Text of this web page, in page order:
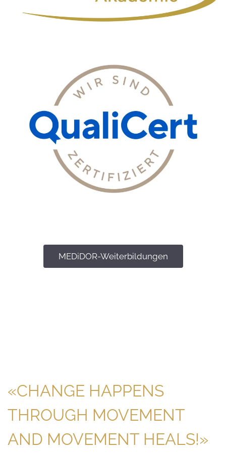
MEDiDOR-Weiterbildungen
«CHANGE HAPPENS
THROUGH MOVEMENT
AND MOVEMENT HEALS!»